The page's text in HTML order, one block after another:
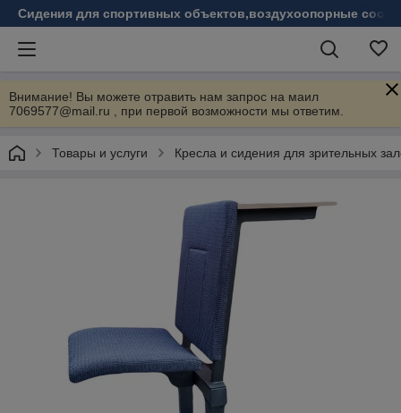
Сидения для спортивных объектов,воздухоопорные
Внимание! Вы можете отравить нам запрос на маил
7069577@mail.ru , при первой возможности мы ответим.
Товары и услуги Кресла и сидения для зрительных